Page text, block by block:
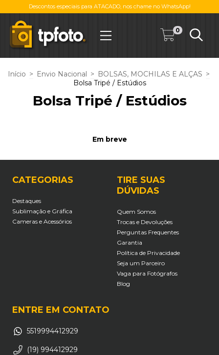
Descontos especiais para ATACADO, nos chame no WhatsApp!
0
Início > Envio Nacional > BOLSAS, MOCHILAS E ALÇAS >
Bolsa Tripé / Estúdios
Bolsa Tripé / Estúdios
Em breve
CATEGORIAS
Destaques
Sublimação e Gráfica
Cameras e Acessórios
TIRE SUAS
DÚVIDAS
Quem Somos
Trocas e Devoluções
Perguntas Frequentes
Garantia
Política de Privacidade
Seja um Parceiro
Vaga para Fotógrafos
Blog
ENTRE EM CONTATO
5519994412929
(19) 994412929